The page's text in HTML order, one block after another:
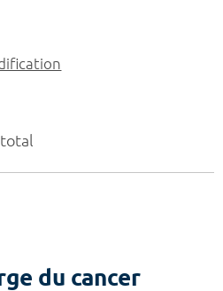
total
du cancer